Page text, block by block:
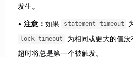
发生。
注意： 如果 statement_timeout
lock_timeout
为相同或更大的值
超时将总是第一个被触发。